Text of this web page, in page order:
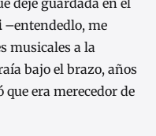
dejé guardada en el
–entendedlo, me
musicales a la
bajo el brazo, años
que era merecedor de